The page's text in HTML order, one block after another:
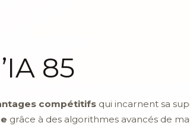
85
compétitifs qui incarnent sa
grâce à des algorithmes avancés de